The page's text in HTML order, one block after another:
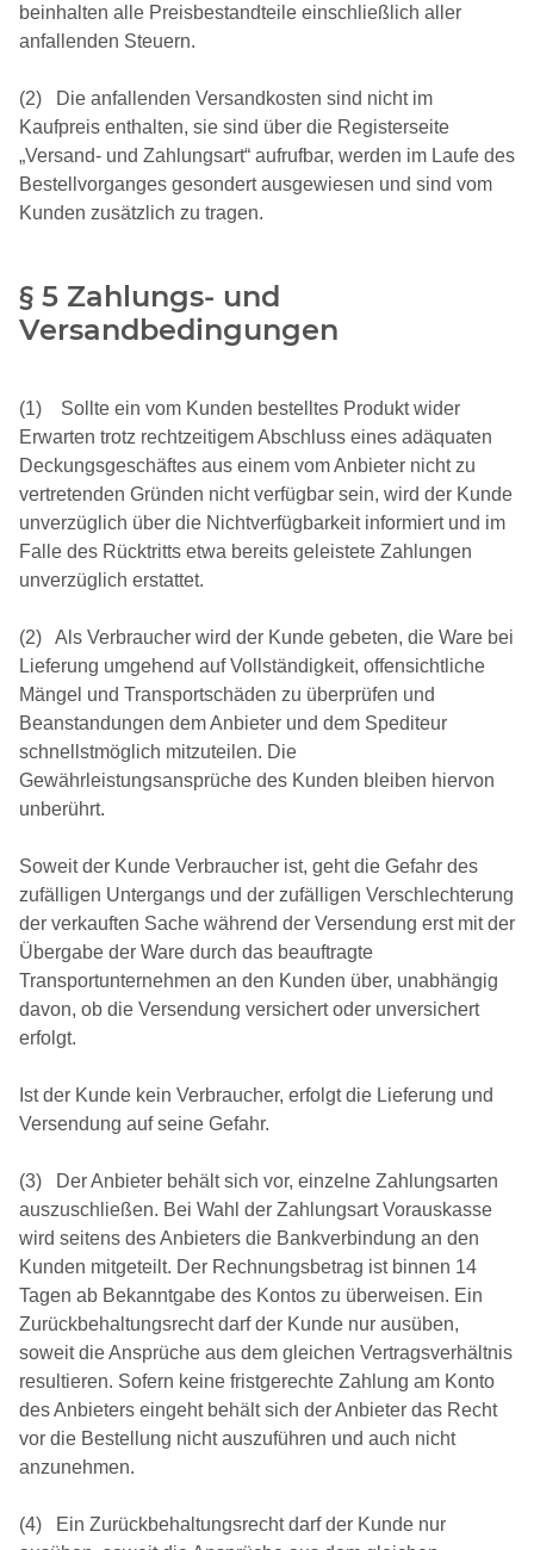
beinhalten alle Preisbestandteile einschließlich aller
anfallenden Steuern.
(2) Die anfallenden Versandkosten sind nicht im
Kaufpreis enthalten, sie sind über die Registerseite
„Versand- und Zahlungsart“ aufrufbar, werden im Laufe des
Bestellvorganges gesondert ausgewiesen und sind vom
Kunden zusätzlich zu tragen.
§ 5 Zahlungs- und
Versandbedingungen
(1) Sollte ein vom Kunden bestelltes Produkt wider
Erwarten trotz rechtzeitigem Abschluss eines adäquaten
Deckungsgeschäftes aus einem vom Anbieter nicht zu
vertretenden Gründen nicht verfügbar sein, wird der Kunde
unverzüglich über die Nichtverfügbarkeit informiert und im
Falle des Rücktritts etwa bereits geleistete Zahlungen
unverzüglich erstattet.
(2) Als Verbraucher wird der Kunde gebeten, die Ware bei
Lieferung umgehend auf Vollständigkeit, offensichtliche
Mängel und Transportschäden zu überprüfen und
Beanstandungen dem Anbieter und dem Spediteur
schnellstmöglich mitzuteilen. Die
Gewährleistungsansprüche des Kunden bleiben hiervon
unberührt.
Soweit der Kunde Verbraucher ist, geht die Gefahr des
zufälligen Untergangs und der zufälligen Verschlechterung
der verkauften Sache während der Versendung erst mit der
Übergabe der Ware durch das beauftragte
Transportunternehmen an den Kunden über, unabhängig
davon, ob die Versendung versichert oder unversichert
erfolgt.
Ist der Kunde kein Verbraucher, erfolgt die Lieferung und
Versendung auf seine Gefahr.
(3) Der Anbieter behält sich vor, einzelne Zahlungsarten
auszuschließen. Bei Wahl der Zahlungsart Vorauskasse
wird seitens des Anbieters die Bankverbindung an den
Kunden mitgeteilt. Der Rechnungsbetrag ist binnen 14
Tagen ab Bekanntgabe des Kontos zu überweisen. Ein
Zurückbehaltungsrecht darf der Kunde nur ausüben,
soweit die Ansprüche aus dem gleichen Vertragsverhältnis
resultieren. Sofern keine fristgerechte Zahlung am Konto
des Anbieters eingeht behält sich der Anbieter das Recht
vor die Bestellung nicht auszuführen und auch nicht
anzunehmen.
(4) Ein Zurückbehaltungsrecht darf der Kunde nur